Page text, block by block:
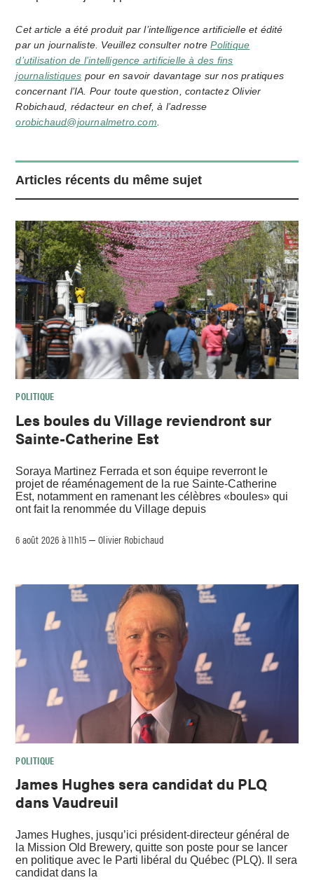
Cet article a été produit par l’intelligence artificielle et édité
par un journaliste. Veuillez consulter notrePolitique
d’utilisation de l’intelligence artificielle à des fins
journalistiques pour en savoir davantage sur nos pratiques
concernant l’IA. Pour toute question, contactez Olivier
Robichaud, rédacteur en chef, à l’adresse
orobichaud@journalmetro.com
Articles récents du même sujet
POLITIQUE
Les boules du Village reviendront sur
Sainte-Catherine Est
Soraya Martinez Ferrada et son équipe reverront le
projet de réaménagement de la rue Sainte-Catherine
Est, notamment en ramenant les célèbres «boules» qui
ont fait la renommée du Village depuis
6 août 2026 à 11h15 –Olivier Robichaud
POLITIQUE
James Hughes sera candidat du PLQ
dans Vaudreuil
James Hughes, jusqu’ici président-directeur général de
la Mission Old Brewery, quitte son poste pour se lancer
en politique avec le Parti libéral du Québec (PLQ). Il sera
candidat dans la